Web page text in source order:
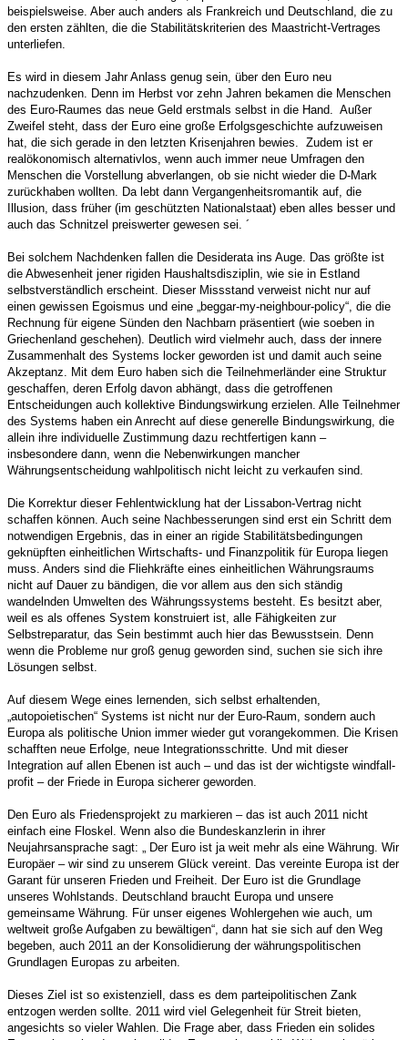
beispielsweise. Aber auch anders als Frankreich und Deutschland, die zu
den ersten zählten, die die Stabilitätskriterien des Maastricht-Vertrages
unterliefen.
Es wird in diesem Jahr Anlass genug sein, über den Euro neu
nachzudenken. Denn im Herbst vor zehn Jahren bekamen die Menschen
des Euro-Raumes das neue Geld erstmals selbst in die Hand.
Außer
Zweifel steht, dass der Euro eine große Erfolgsgeschichte aufzuweisen
hat, die sich gerade in den letzten Krisenjahren bewies.
Zudem ist er
realökonomisch alternativlos, wenn auch immer neue Umfragen den
Menschen die Vorstellung abverlangen, ob sie nicht wieder die D-Mark
zurückhaben wollten. Da lebt dann Vergangenheitsromantik auf, die
Illusion, dass früher (im geschützten Nationalstaat) eben alles besser und
auch das Schnitzel preiswerter gewesen sei. ´
Bei solchem Nachdenken fallen die Desiderata ins Auge. Das größte ist
die Abwesenheit jener rigiden Haushaltsdisziplin, wie sie in Estland
selbstverständlich erscheint. Dieser Missstand verweist nicht nur auf
einen gewissen Egoismus und eine „beggar-my-neighbour-policy“, die die
Rechnung für eigene Sünden den Nachbarn präsentiert (wie soeben in
Griechenland geschehen). Deutlich wird vielmehr auch, dass der innere
Zusammenhalt des Systems locker geworden ist und damit auch seine
Akzeptanz. Mit dem Euro haben sich die Teilnehmerländer eine Struktur
geschaffen, deren Erfolg davon abhängt, dass die getroffenen
Entscheidungen auch kollektive Bindungswirkung erzielen. Alle Teilnehmer
des Systems haben ein Anrecht auf diese generelle Bindungswirkung, die
allein ihre individuelle Zustimmung dazu rechtfertigen kann –
insbesondere dann, wenn die Nebenwirkungen mancher
Währungsentscheidung wahlpolitisch nicht leicht zu verkaufen sind.
Die Korrektur dieser Fehlentwicklung hat der Lissabon-Vertrag nicht
schaffen können. Auch seine Nachbesserungen sind erst ein Schritt dem
notwendigen Ergebnis, das in einer an rigide Stabilitätsbedingungen
geknüpften einheitlichen Wirtschafts- und Finanzpolitik für Europa liegen
muss. Anders sind die Fliehkräfte eines einheitlichen Währungsraums
nicht auf Dauer zu bändigen, die vor allem aus den sich ständig
wandelnden Umwelten des Währungssystems besteht. Es besitzt aber,
weil es als offenes System konstruiert ist, alle Fähigkeiten zur
Selbstreparatur, das Sein bestimmt auch hier das Bewusstsein. Denn
wenn die Probleme nur groß genug geworden sind, suchen sie sich ihre
Lösungen selbst.
Auf diesem Wege eines lernenden, sich selbst erhaltenden,
„autopoietischen“ Systems ist nicht nur der Euro-Raum, sondern auch
Europa als politische Union immer wieder gut vorangekommen. Die Krisen
schafften neue Erfolge, neue Integrationsschritte. Und mit dieser
Integration auf allen Ebenen ist auch – und das ist der wichtigste windfall-
profit – der Friede in Europa sicherer geworden.
Den Euro als Friedensprojekt zu markieren – das ist auch 2011 nicht
einfach eine Floskel. Wenn also die Bundeskanzlerin in ihrer
Neujahrsansprache sagt: „ Der Euro ist ja weit mehr als eine Währung. Wir
Europäer – wir sind zu unserem Glück vereint. Das vereinte Europa ist der
Garant für unseren Frieden und Freiheit. Der Euro ist die Grundlage
unseres Wohlstands. Deutschland braucht Europa und unsere
gemeinsame Währung. Für unser eigenes Wohlergehen wie auch, um
weltweit große Aufgaben zu bewältigen“, dann hat sie sich auf den Weg
begeben, auch 2011 an der Konsolidierung der währungspolitischen
Grundlagen Europas zu arbeiten.
Dieses Ziel ist so existenziell, dass es dem parteipolitischen Zank
entzogen werden sollte. 2011 wird viel Gelegenheit für Streit bieten,
angesichts so vieler Wahlen. Die Frage aber, dass Frieden ein solides